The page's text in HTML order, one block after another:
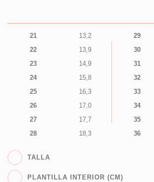
21
13,2
22
13,9
23
14,9
24
15,8
25
16,3
26
17,0
27
17,7
28
18,3
29
30
31
32
33
34
35
36
TALLA
PLANTILLA INTERIOR (CM)